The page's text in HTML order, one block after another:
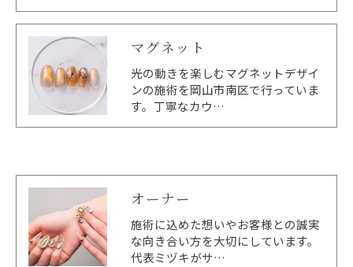
マグネット
光の動きを楽しむマグネットデザイ
ンの施術を岡山市南区で行っていま
す。丁寧なカウ…
オーナー
施術に込めた想いやお客様との誠実
な向き合い方を大切にしています。
代表ミヅキがサ…